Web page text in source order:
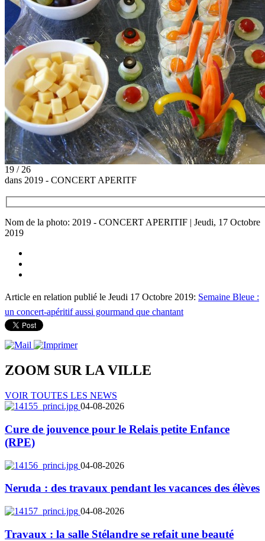
19 / 26
dans 2019 - CONCERT APERITF
Nom de la photo: 2019 - CONCERT APERITIF | Jeudi, 17 Octobre
2019
Article en relation publié le Jeudi 17 Octobre 2019: Semaine Bleue :
un concert-apéritif aussi gourmand que chantant
ZOOM SUR LAVILLE
VOIR TOUTES LES NEWS
04-08-2026
Cure de jouvence pour le Relais petite Enfance
(RPE)
04-08-2026
Neruda : des travaux pendant les vacances des élèves
04-08-2026
Travaux : la salle Stélandre se refait une beauté